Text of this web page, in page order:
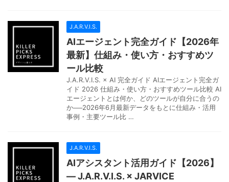
J.A.R.V.I.S.
AIエージェント完全ガイド【2026年
最新】仕組み・使い方・おすすめツ
ール比較
J.A.R.V.I.S. × AI 完全ガイド AIエージェント完全ガ
イド 2026 仕組み・使い方・おすすめツール比較 AI
エージェントとは何か、どのツールが自分に合うの
か──2026年6月最新データをもとに仕組み・活用
事例・主要ツール比 …
J.A.R.V.I.S.
AIアシスタント活用ガイド【2026】
— J.A.R.V.I.S. × JARVICE